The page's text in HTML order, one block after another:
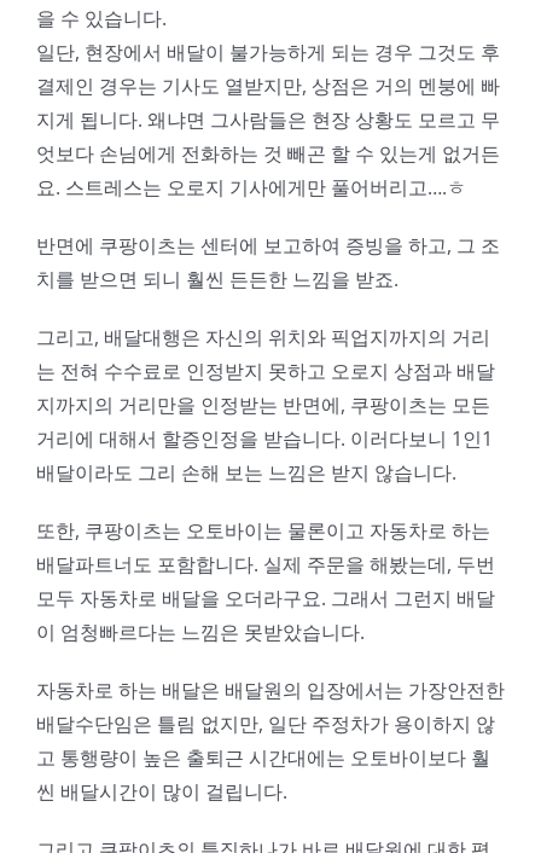
을 수 있습니다.
일단, 현장에서 배달이 불가능하게 되는 경우 그것도 후
결제인 경우는 기사도 열받지만, 상점은 거의 멘붕에 빠
지게 됩니다. 왜냐면 그사람들은 현장 상황도 모르고 무
엇보다 손님에게 전화하는 것 빼곤 할 수 있는게 없거든
요. 스트레스는 오로지 기사에게만 풀어버리고….ㅎ
반면에 쿠팡이츠는 센터에 보고하여 증빙을 하고, 그 조
치를 받으면 되니 훨씬 든든한 느낌을 받죠.
그리고, 배달대행은 자신의 위치와 픽업지까지의 거리
는 전혀 수수료로 인정받지 못하고 오로지 상점과 배달
지까지의 거리만을 인정받는 반면에, 쿠팡이츠는 모든
거리에 대해서 할증인정을 받습니다. 이러다보니 1인1
배달이라도 그리 손해 보는 느낌은 받지 않습니다.
또한, 쿠팡이츠는 오토바이는 물론이고 자동차로 하는
배달파트너도 포함합니다. 실제 주문을 해봤는데, 두번
모두 자동차로 배달을 오더라구요. 그래서 그런지 배달
이 엄청빠르다는 느낌은 못받았습니다.
자동차로 하는 배달은 배달원의 입장에서는 가장안전한
배달수단임은 틀림 없지만, 일단 주정차가 용이하지 않
고 통행량이 높은 출퇴근 시간대에는 오토바이보다 훨
씬 배달시간이 많이 걸립니다.